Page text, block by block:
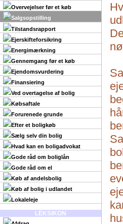
Overvejelser før et køb
Salgsopstilling
Tilstandsrapport
Ejerskifteforsikring
Energimærkning
Gennemgang før et køb
Ejendomsvurdering
Finansiering
Ved overtagelse af bolig
Købsaftale
Forurenede grunde
Efter et boligkøb
Sælg selv din bolig
Hvad kan en boligadvokat
Gode råd om boliglån
Gode råd om el
Køb af andelsbolig
Køb af bolig i udlandet
Lokaleleje
LEKSIKON